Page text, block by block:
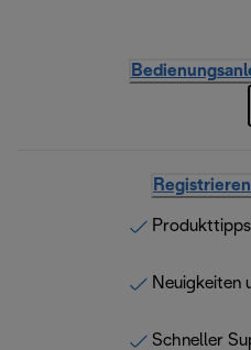
Produkttipps
Neuigkeiten
Schneller